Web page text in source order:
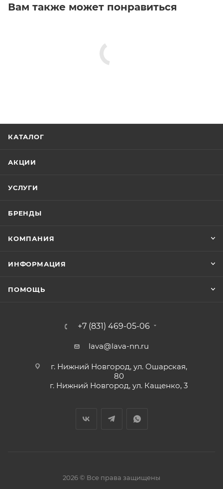
Вам также может понравиться
КАТАЛОГ
АКЦИИ
УСЛУГИ
БРЕНДЫ
КОМПАНИЯ
ИНФОРМАЦИЯ
ПОМОЩЬ
+7 (831) 469-05-06
lava@lava-nn.ru
г. Нижний Новгород, ул. Ошарская,
80
г. Нижний Новгород, ул. Кащенко, 3
2026 © Все права защищены